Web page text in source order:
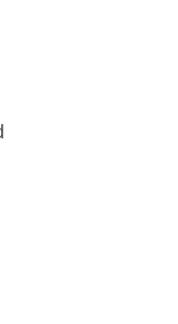
« Outdoor »
Diners,